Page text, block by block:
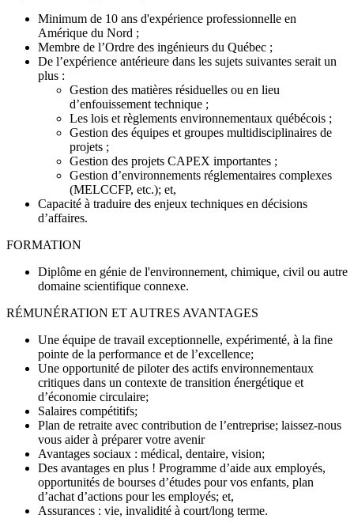
Minimum de 10 ans d'expérience professionnelle en
Amérique du Nord ;
Membre de l’Ordre des ingénieurs du Québec ;
De l’expérience antérieure dans les sujets suivantes serait un
plus :
Gestion des matières résiduelles ou en lieu
d’enfouissement technique ;
Les lois et règlements environnementaux québécois ;
Gestion des équipes et groupes multidisciplinaires de
projets ;
Gestion des projets CAPEX importantes ;
Gestion d’environnements réglementaires complexes
(MELCCFP, etc.); et,
Capacité à traduire des enjeux techniques en décisions
d’affaires.
FORMATION
Diplôme en génie de l'environnement, chimique, civil ou autre
domaine scientifique connexe.
RÉMUNÉRATION ET AUTRES AVANTAGES
Une équipe de travail exceptionnelle, expérimenté, à la fine
pointe de la performance et de l’excellence;
Une opportunité de piloter des actifs environnementaux
critiques dans un contexte de transition énergétique et
d’économie circulaire;
Salaires compétitifs;
Plan de retraite avec contribution de l’entreprise; laissez-nous
vous aider à préparer votre avenir
Avantages sociaux : médical, dentaire, vision;
Des avantages en plus ! Programme d’aide aux employés,
opportunités de bourses d’études pour vos enfants, plan
d’achat d’actions pour les employés; et,
Assurances : vie, invalidité à court/long terme.